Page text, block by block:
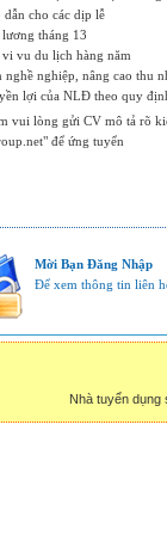
cho các dịp lễ
tháng 13
vu du lịch hàng năm
nghiệp, nâng cao thu
lợi của NLĐ theo quy
vui lòng gửi CV mô tả rõ
" để ứng tuyển
Mời Bạn Đăng Nhập
Để xem thông tin liên
Nhà tuyển